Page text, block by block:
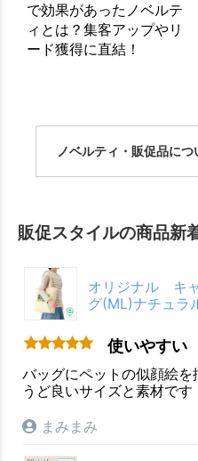
で効果があったノベルテ
ィとは？集客アップやリ
ード獲得に直結！
ノベルティ・販促品に
販促スタイルの商品新
オリジナル キ
グ(ML)ナチュラ
使いやすい
バッグにペットの似顔絵を
うど良いサイズと素材です
まみまみ